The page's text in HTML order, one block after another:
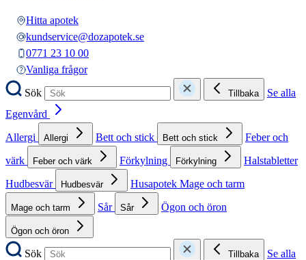
Hitta apotek
kundservice@dozapotek.se
0771 23 10 00
Vanliga frågor
Sök
Tillbaka
Se alla
Egenvård
Allergi
Allergi Bett och stick Bett och stick
Feber och
värk
Feber och värk Förkylning Förkylning
Halstabletter
Hudbesvär
Hudbesvär Husapotek Mage och tarm
Mage och tarm Sår Sår Ögon och öron
Ögon och öron
Sök Tillbaka
Se alla